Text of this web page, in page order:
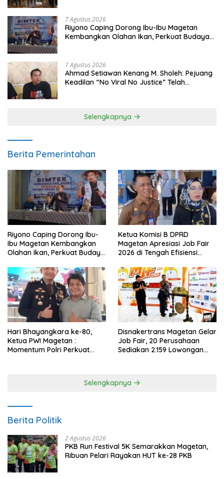
7 Agustus 2026
Riyono Caping Dorong Ibu-Ibu Magetan
Kembangkan Olahan Ikan, Perkuat Budaya
7 Agustus 2026
Ahmad Setiawan Kenang M. Sholeh: Pejuang
Keadilan “No Viral No Justice” Telah
Selengkapnya
Berita Pemerintahan
Riyono Caping Dorong Ibu-
Ibu Magetan Kembangkan
Olahan Ikan, Perkuat Budaya
Ketua Komisi B DPRD
Magetan Apresiasi Job Fair
2026 di Tengah Efisiensi
Hari Bhayangkara ke-80,
Ketua PWI Magetan :
Momentum Polri Perkuat
Disnakertrans Magetan Gelar
Job Fair, 20 Perusahaan
Sediakan 2.159 Lowongan
Selengkapnya
Berita Politik
2 Agustus 2026
PKB Run Festival 5K Semarakkan Magetan,
Ribuan Pelari Rayakan HUT ke-28 PKB